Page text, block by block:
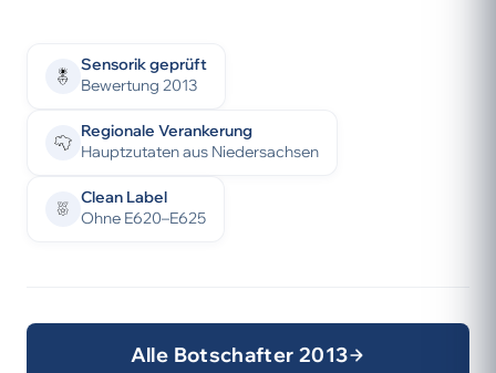
Sensorik geprüft
Bewertung 2013
Regionale Verankerung
Hauptzutaten aus Niedersachsen
Clean Label
Ohne E620–E625
Alle Botschafter 2013